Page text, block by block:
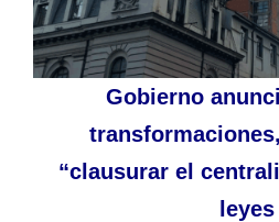
Gobierno
“clausurar el
leyes